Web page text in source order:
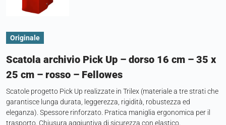
Originale
Scatola archivio Pick Up – dorso 16 cm – 35 x
25 cm – rosso – Fellowes
Scatole progetto Pick Up realizzate in Trilex (materiale a tre strati che
garantisce lunga durata, leggerezza, rigidità, robustezza ed
eleganza). Spessore rinforzato. Pratica maniglia ergonomica per il
trasporto. Chiusura aggiuntiva di sicurezza con elastico.